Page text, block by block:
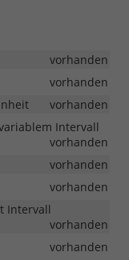
vorhanden
vorhanden
vorhanden
Intervall
vorhanden
vorhanden
vorhanden
Intervall
vorhanden
vorhanden